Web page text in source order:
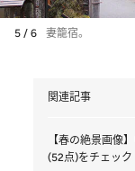
5 / 6 妻籠宿。
関連記事
【春の絶景画像
(52点)をチェック